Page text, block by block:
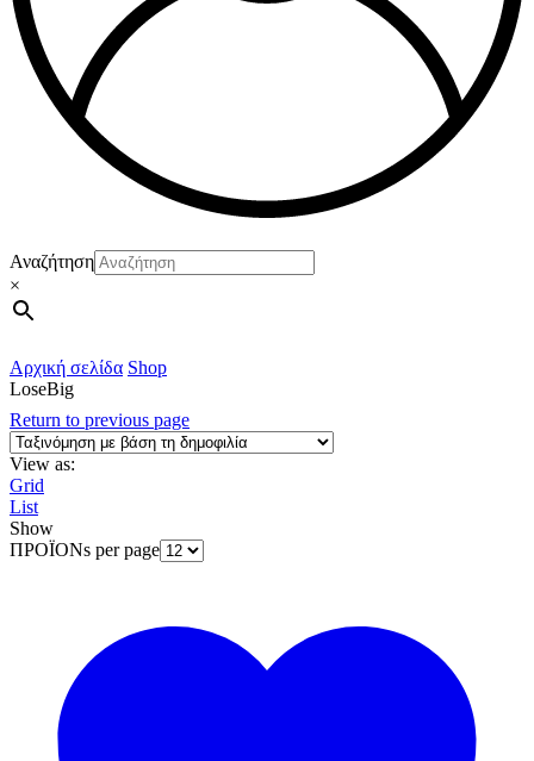
Αναζήτηση
×
Αρχική σελίδα Shop
LoseBig
Return to previous page
View as:
Grid
List
Show
ΠΡΟΪΟΝs per page